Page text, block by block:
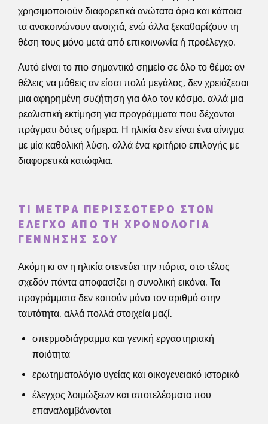
χρησιμοποιούν διαφορετικά ανώτατα όρια και κάποια
τα ανακοινώνουν ανοιχτά, ενώ άλλα ξεκαθαρίζουν τη
θέση τους μόνο μετά από επικοινωνία ή προέλεγχο.
Αυτό είναι το πιο σημαντικό σημείο σε όλο το θέμα: αν
θέλεις να μάθεις αν είσαι πολύ μεγάλος, δεν χρειάζεσαι
μια αφηρημένη συζήτηση για όλο τον κόσμο, αλλά μια
ρεαλιστική εκτίμηση για προγράμματα που δέχονται
πράγματι δότες σήμερα. Η ηλικία δεν είναι ένα αίνιγμα
με μία καθολική λύση, αλλά ένα κριτήριο επιλογής με
διαφορετικά κατώφλια.
ΤΙ ΜΕΤΡΆ ΠΕΡΙΣΣΌΤΕΡΟ ΣΤΟΝ
ΈΛΕΓΧΟ ΑΠΌ ΤΗ ΧΡΟΝΟΛΟΓΊΑ
ΓΈΝΝΗΣΉΣ ΣΟΥ
Ακόμη κι αν η ηλικία στενεύει την πόρτα, στο τέλος
σχεδόν πάντα αποφασίζει η συνολική εικόνα. Τα
προγράμματα δεν κοιτούν μόνο τον αριθμό στην
ταυτότητα, αλλά πολλά στοιχεία μαζί.
σπερμοδιάγραμμα και γενική εργαστηριακή
ποιότητα
ερωτηματολόγιο υγείας και οικογενειακό ιστορικό
έλεγχος λοιμώξεων και αποτελέσματα που
επαναλαμβάνονται